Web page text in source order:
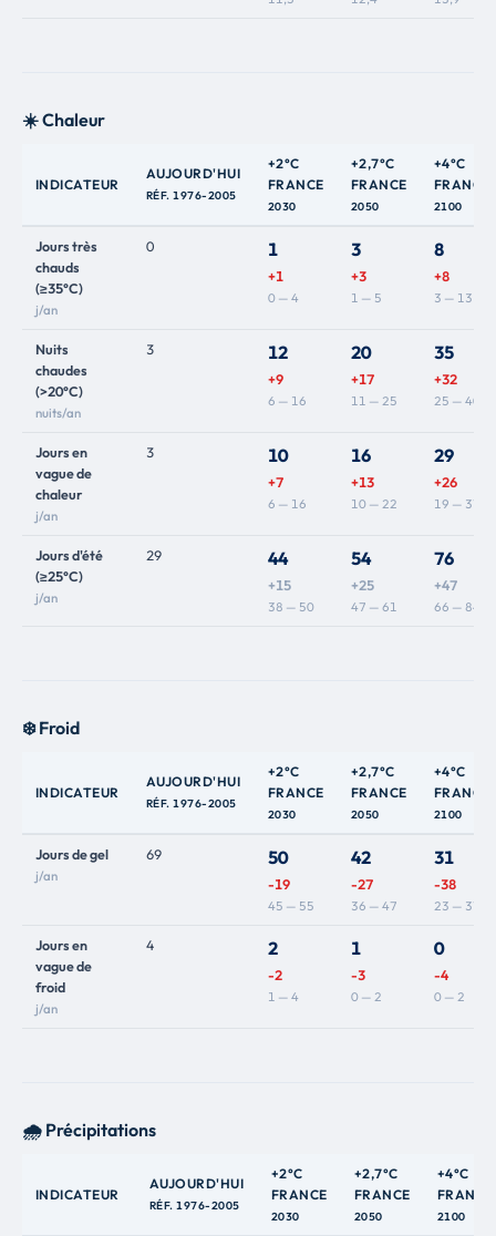
☀️ Chaleur
INDICATEUR
AUJOURD'HUI
RÉF. 1976-2005
+2°C
FRANCE
2030
+2,7°C
FRANCE
2050
+4°C
FRANCE
2100
Jours très
chauds
(≥35°C)
j/an
0 1
+1
0 — 4
3
+3
1 — 5
8
+8
3 — 13
Nuits
chaudes
(>20°C)
nuits/an
3 12
+9
6 — 16
20
+17
11 — 25
35
+32
25 — 40
Jours en
vague de
chaleur
j/an
3 10
+7
6 — 16
16
+13
10 — 22
29
+26
19 — 37
Jours d'été
(≥25°C)
j/an
29 44
+15
38 — 50
54
+25
47 — 61
76
+47
66 — 84
❄️ Froid
INDICATEUR
AUJOURD'HUI
RÉF. 1976-2005
+2°C
FRANCE
2030
+2,7°C
FRANCE
2050
+4°C
FRANCE
2100
Jours de gel
j/an
69 50
-19
45 — 55
42
-27
36 — 47
31
-38
23 — 37
Jours en
vague de
froid
j/an
4 2
-2
1 — 4
1
-3
0 — 2
0
-4
0 — 2
🌧️ Précipitations
INDICATEUR
AUJOURD'HUI
RÉF. 1976-2005
+2°C
FRANCE
2030
+2,7°C
FRANCE
2050
+4°C
FRANCE
2100